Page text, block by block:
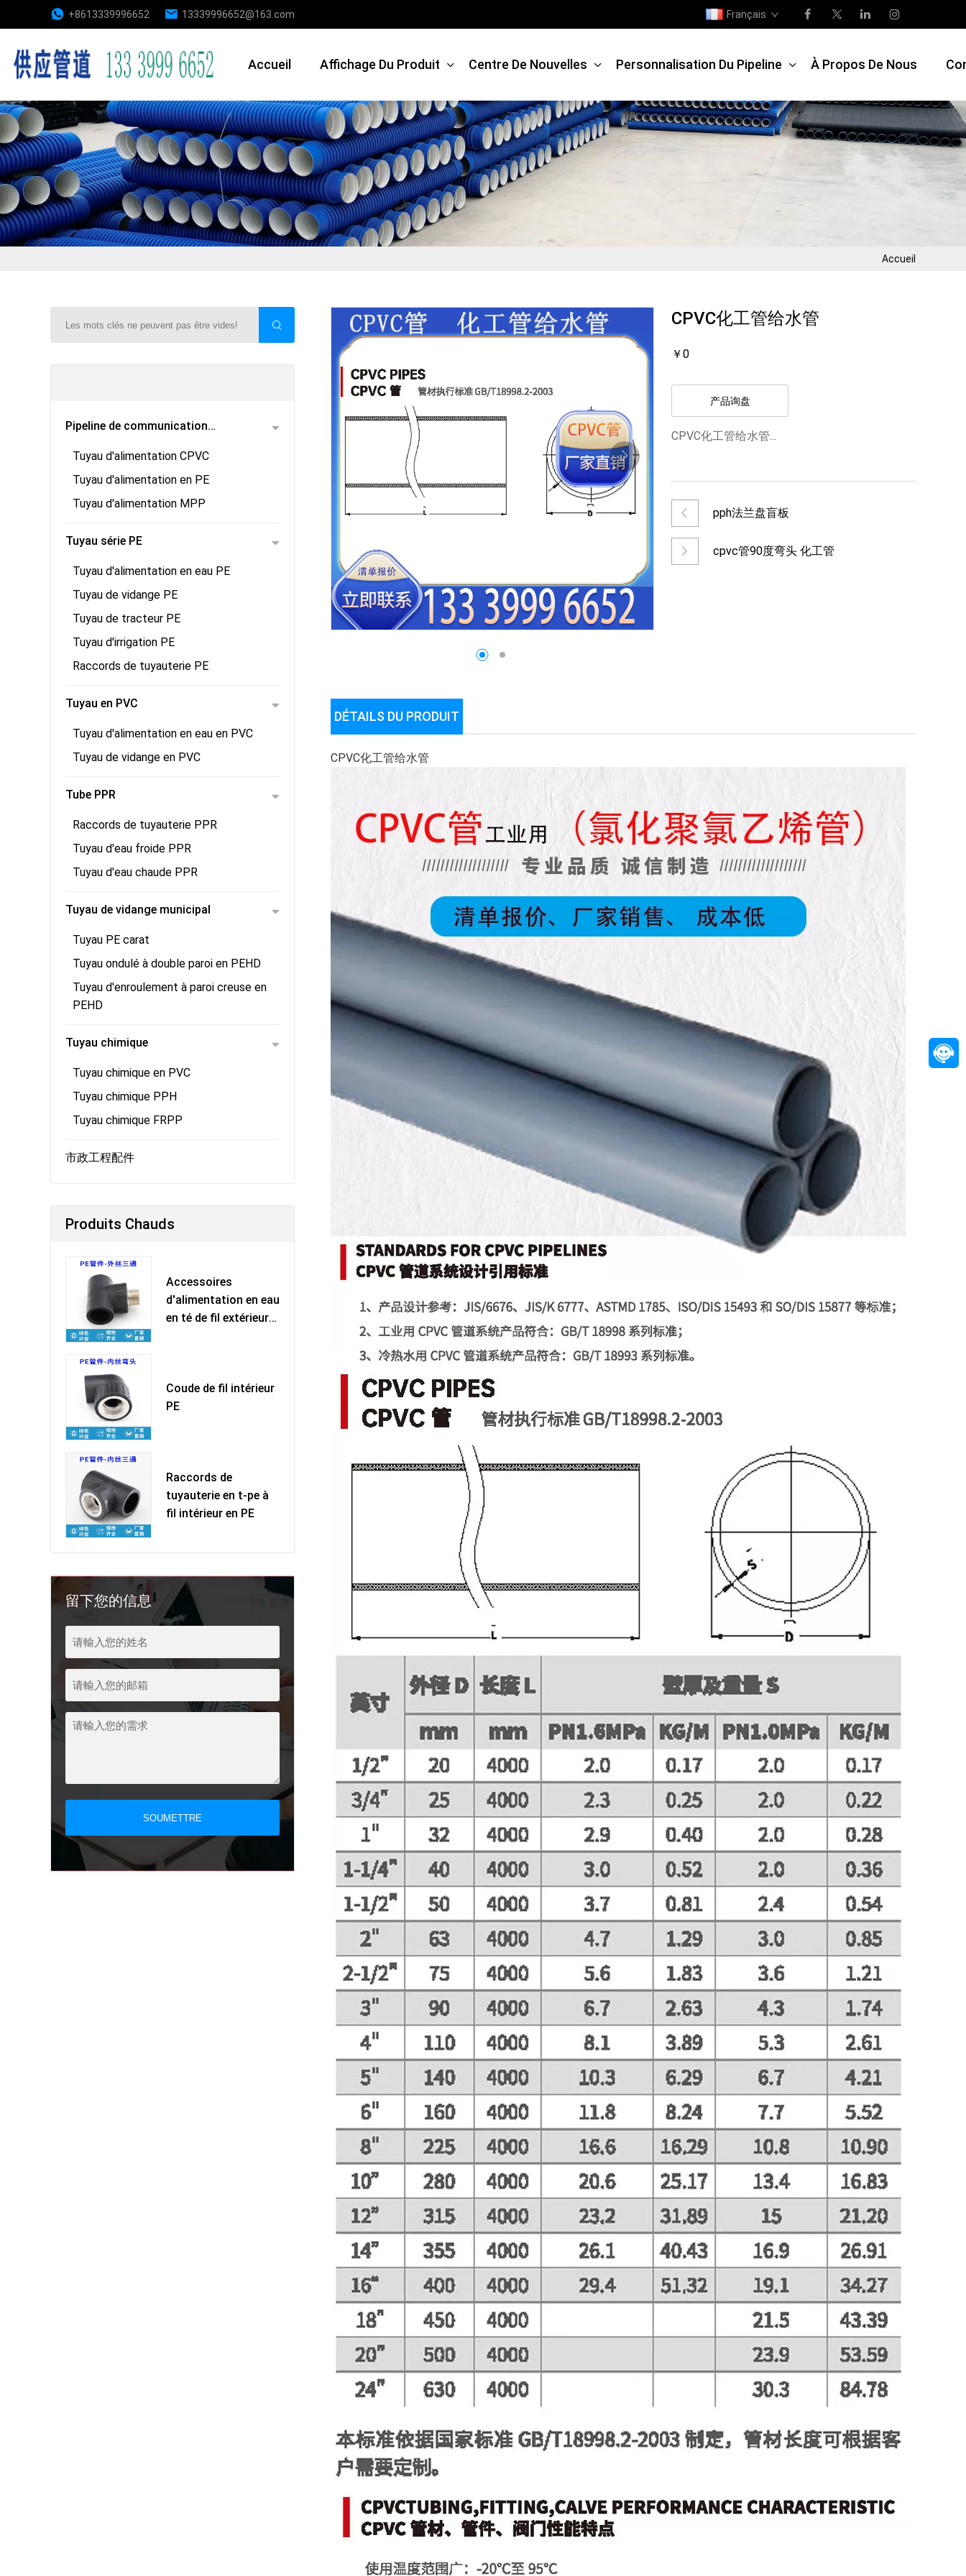
+8613339996652 13339996652@163.com Français
Accueil Affichage Du Produit Centre De Nouvelles Personnalisation Du Pipeline À Propos De Nous
Accueil
Pipeline de communication
électrique
Tuyau d'alimentation CPVC
Tuyau d'alimentation en PE
Tuyau d'alimentation MPP
Tuyau série PE
Tuyau d'alimentation en eau PE
Tuyau de vidange PE
Tuyau de tracteur PE
Tuyau d'irrigation PE
Raccords de tuyauterie PE
Tuyau en PVC
Tuyau d'alimentation en eau en PVC
Tuyau de vidange en PVC
Tube PPR
Raccords de tuyauterie PPR
Tuyau d'eau froide PPR
Tuyau d'eau chaude PPR
Tuyau de vidange municipal
Tuyau PE carat
Tuyau ondulé à double paroi en PEHD
Tuyau d'enroulement à paroi creuse en
PEHD
Tuyau chimique
Tuyau chimique en PVC
Tuyau chimique PPH
Tuyau chimique FRPP
市政工程配件
Produits Chauds
Accessoires
d'alimentation en eau
en té de fil extérieur
Coude de fil intérieur
PE
Raccords de
tuyauterie en t-pe à
fil intérieur en PE
留下您的信息
SOUMETTRE
CPVC化工管给水管
￥0
产品询盘
CPVC化工管给水管...
pph法兰盘盲板
cpvc管90度弯头 化工管
DÉTAILS DU PRODUIT
CPVC化工管给水管